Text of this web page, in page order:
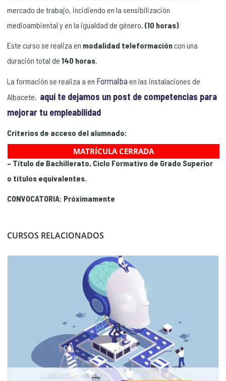
mercado de trabajo, incidiendo en la sensibilización
medioambiental y en la igualdad de género.(10 horas)
Este curso se realiza en modalidad teleformacióncon una
duración total de 140 horas
La formación se realiza a en Formalba en las instalaciones de
Albacete, aquí te dejamos un post de competencias para
mejorar tu empleabilidad
Criterios de acceso del alumnado:
Nivel académico o de conocimientos generales:
– Título de Bachillerato, Ciclo Formativo de Grado Superior
o títulos equivalentes.
CONVOCATORIA: Próximamente
CURSOS RELACIONADOS
MATRÍCULA CERRADA